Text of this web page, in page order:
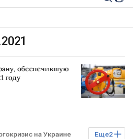
обеспечившую
году
Еще2
на Украине